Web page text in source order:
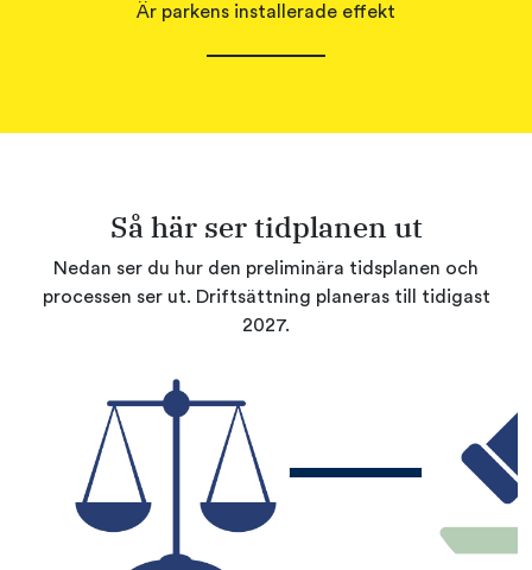
Är parkens installerade effekt
Så här ser tidplanen ut
Nedan ser du hur den preliminära tidsplanen och
processen ser ut. Driftsättning planeras till tidigast
2027.